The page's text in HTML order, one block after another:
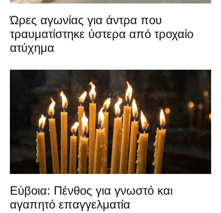
Ώρες αγωνίας για άντρα που
τραυματίστηκε ύστερα από τροχαίο
ατύχημα
Εύβοια: Πένθος για γνωστό και
αγαπητό επαγγελματία